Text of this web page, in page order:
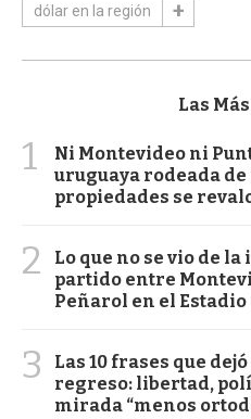
dólar en la región
Las
1
Ni Montevideo ni
uruguaya rodeada
propiedades se
2
Lo que no se vio de
partido entre
Peñarol en el
3
Las 10 frases que
regreso: libertad,
mirada “menos